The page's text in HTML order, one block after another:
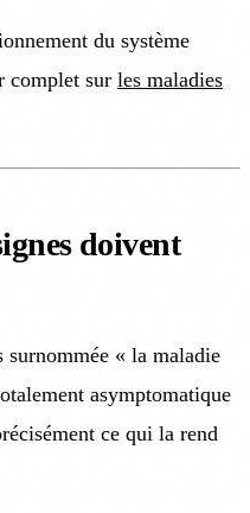
du système
complet sur les maladies
doivent
« la maladie
asymptomatique
ce qui la rend